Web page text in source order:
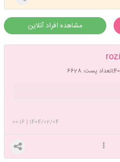
مشاهده افراد آنلاین
تعداد پست: 6628
1404/02/04
|
00:16